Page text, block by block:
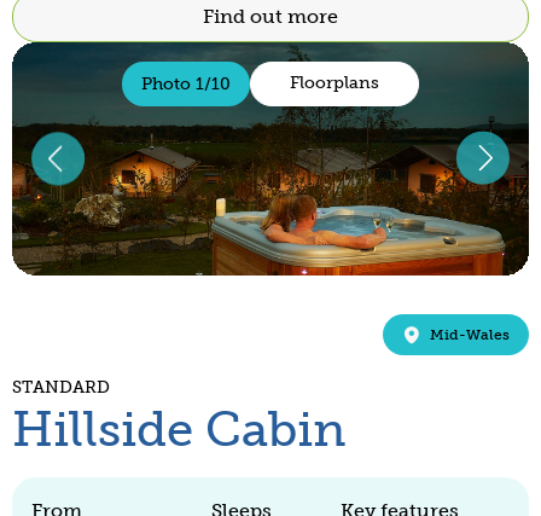
Find out more
Photo 1/10 Floorplans
STANDARD
Hillside Cabin
Mid-Wales
From Sleeps Key features